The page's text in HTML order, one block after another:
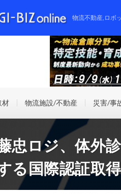
物流不動産,ロボ
材 物流施設/不動産 災害/事
忠ロジ、体外
る国際認証取得